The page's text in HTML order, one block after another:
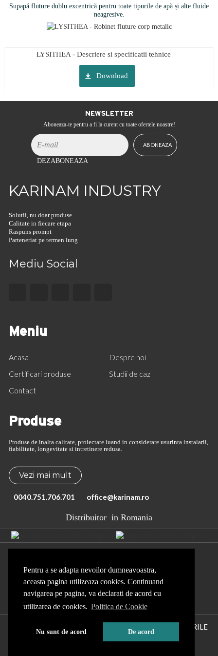
Pentru a se adapta nevoilor dumneavoastra,
aceasta pagina utilizeaza cookies. Continuand
navigarea pe pagina, va declarati de acord cu
utilizarea de cookies. Politica de Cookie
Nu sunt de acord De acord
Supapă fluture dublu excentrică pentru toate tipurile de apă și alte fluide
neagresive.
LYSITHEA - Descriere si specificatii tehnice
Download
NEWSLETTER
Aboneaza-te pentru a fi la curent cu toate ofertele noastre!
DEZABONEAZA
KARINAM INDUSTRY
Solutii, nu doar produse
Calitate in fiecare etapa
Raspuns prompt
Parteneriat pe termen lung
Mediu Social
Meniu
Acasa
Despre noi
Certificari produse
Studii de caz
Contact
Produse
Produse de inalta calitate, proiectate luand in considerare usurinta instalarii,
fiabilitate, longevitate si intretinere redusa.
Vezi mai mult
0040.751.706.701 office@karinam.ro
Distribuitor in Romania
Politica de Confidentialitate Politica de Cookie
Sitemap ANPC ANSPDCP
TOATE DREPTURILE
REZERVATE.